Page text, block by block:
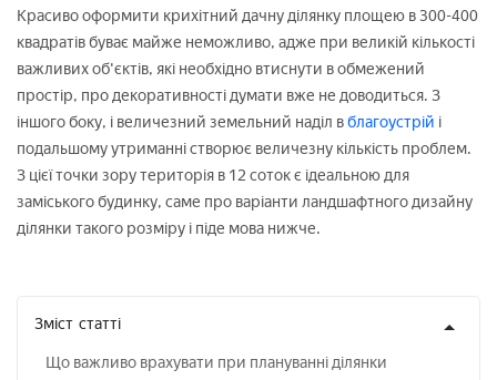
Красиво оформити крихітний дачну ділянку площею в 300-400
квадратів буває майже неможливо, адже при великій кількості
важливих об'єктів, які необхідно втиснути в обмежений
простір, про декоративності думати вже не доводиться. З
іншого боку, і величезний земельний наділ вблагоустрій і
подальшому утриманні створює величезну кількість проблем.
З цієї точки зору територія в 12 соток є ідеальною для
заміського будинку, саме про варіанти ландшафтного дизайну
ділянки такого розміру і піде мова нижче.
Зміст статті
Що важливо врахувати при плануванні ділянки